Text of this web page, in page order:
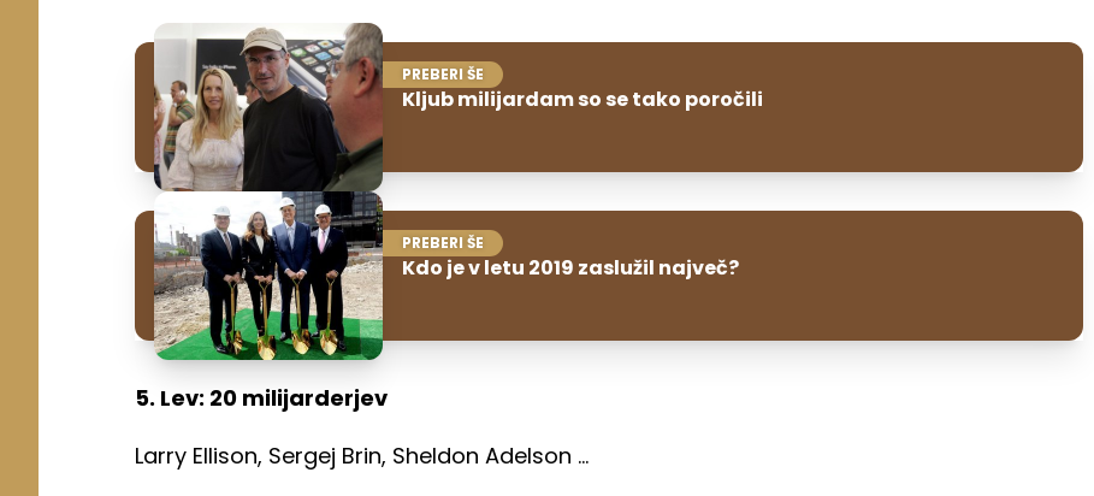
PREBERI ŠE
Kljub milijardam so se tako poročili
PREBERI ŠE
Kdo je v letu 2019 zaslužil največ?
5. Lev: 20 milijarderjev
Larry Ellison, Sergej Brin, Sheldon Adelson ...